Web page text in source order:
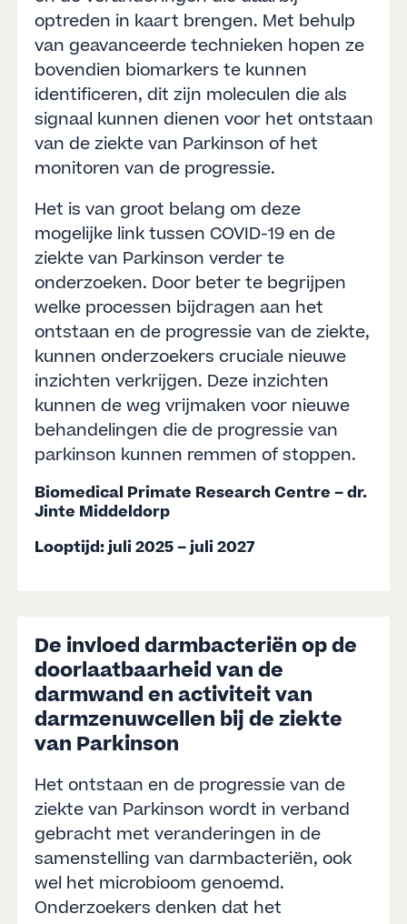
optreden in kaart brengen. Met behulp
van geavanceerde technieken hopen ze
bovendien biomarkers te kunnen
identificeren, dit zijn moleculen die als
signaal kunnen dienen voor het ontstaan
van de ziekte van Parkinson of het
monitoren van de progressie.
Het is van groot belang om deze
mogelijke link tussen COVID-19 en de
ziekte van Parkinson verder te
onderzoeken. Door beter te begrijpen
welke processen bijdragen aan het
ontstaan en de progressie van de ziekte,
kunnen onderzoekers cruciale nieuwe
inzichten verkrijgen. Deze inzichten
kunnen de weg vrijmaken voor nieuwe
behandelingen die de progressie van
parkinson kunnen remmen of stoppen.
Biomedical Primate Research Centre – dr.
Jinte Middeldorp
Looptijd: juli 2025 – juli 2027
De invloed darmbacteriën op de
doorlaatbaarheid van de
darmwand en activiteit van
darmzenuwcellen bij de ziekte
van Parkinson
Het ontstaan en de progressie van de
ziekte van Parkinson wordt in verband
gebracht met veranderingen in de
samenstelling van darmbacteriën, ook
wel het microbioom genoemd.
Onderzoekers denken dat het